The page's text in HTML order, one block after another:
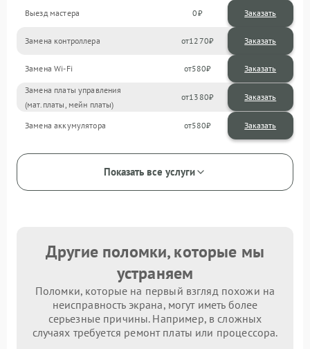
Выезд мастера 0 Заказать
Замена контроллера 1270
Замена Wi-Fi 580
Замена платы управления
(мат.платы, мейн платы)
1380
Замена аккумулятора 580
Показать все услуги
Другие поломки, которые мы
устраняем
Поломки, которые на первый взгляд похожи на
неисправность экрана, могут иметь более
серьезные причины. Например, в сложных
случаях требуется ремонт платы или процессора.